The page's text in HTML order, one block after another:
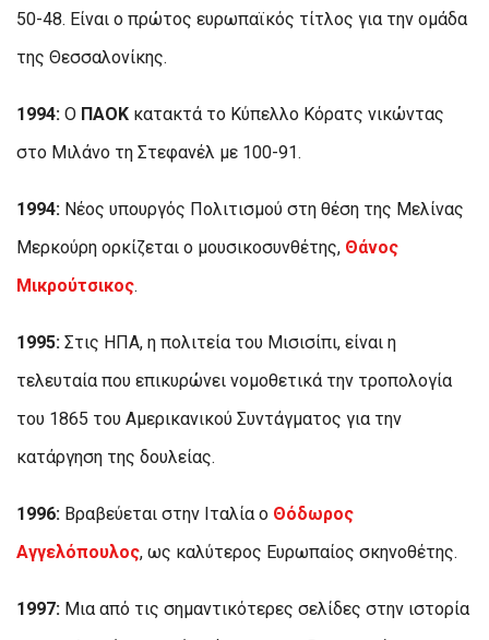
50-48. Είναι ο πρώτος ευρωπαϊκός τίτλος για την ομάδα
της Θεσσαλονίκης.
1994: Ο ΠΑΟΚ κατακτά το Κύπελλο Κόρατς νικώντας
στο Μιλάνο τη Στεφανέλ με 100-91.
1994: Νέος υπουργός Πολιτισμού στη θέση της Μελίνας
Μερκούρη ορκίζεται ο μουσικοσυνθέτης, Θάνος
Μικρούτσικος.
1995: Στις ΗΠΑ, η πολιτεία του Μισισίπι, είναι η
τελευταία που επικυρώνει νομοθετικά την τροπολογία
του 1865 του Αμερικανικού Συντάγματος για την
κατάργηση της δουλείας.
1996: Βραβεύεται στην Ιταλία ο Θόδωρος
Αγγελόπουλος, ως καλύτερος Ευρωπαίος σκηνοθέτης.
1997: Μια από τις σημαντικότερες σελίδες στην ιστορία